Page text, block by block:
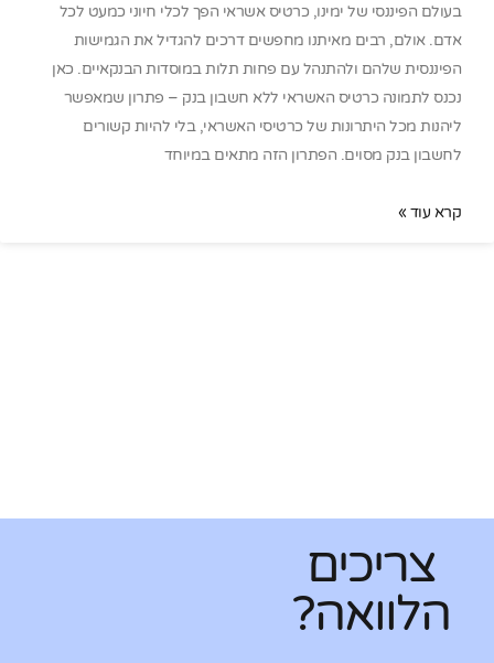
בעולם הפיננסי של ימינו, כרטיס אשראי הפך לכלי חיוני כמעט לכל
אדם. אולם, רבים מאיתנו מחפשים דרכים להגדיל את הגמישות
הפיננסית שלהם ולהתנהל עם פחות תלות במוסדות הבנקאיים. כאן
נכנס לתמונה כרטיס האשראי ללא חשבון בנק – פתרון שמאפשר
ליהנות מכל היתרונות של כרטיסי האשראי, בלי להיות קשורים
לחשבון בנק מסוים. הפתרון הזה מתאים במיוחד
קרא עוד »
צריכים
הלוואה?